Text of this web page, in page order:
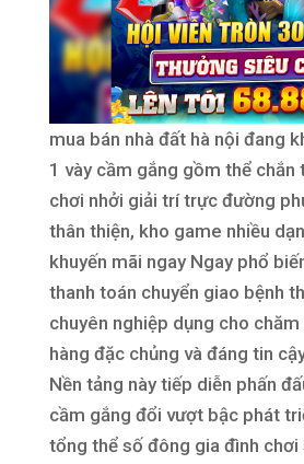
mua bán nhà đất hà nội đang
1 vày cầm gắng gồm thể
chơi nhởi giải trí trực đường
thân thiện, kho game nhiều
khuyến mãi ngay Ngay phổ
thanh toán chuyển giao bệnh
chuyên nghiệp dụng cho
hàng đặc chủng và đáng tin
Nền tảng này tiếp diễn phấn
cầm gắng đổi vượt bậc phát
tổng thể số đông gia đình